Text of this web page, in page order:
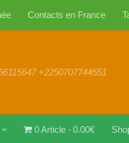
Contacts en France
+2250707744551
0 Article 0.00€